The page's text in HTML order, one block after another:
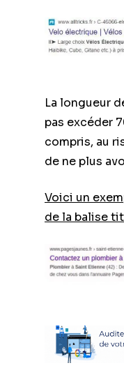
La longueur
pas excéder
compris, au
de ne plus
Voici un
de la balise